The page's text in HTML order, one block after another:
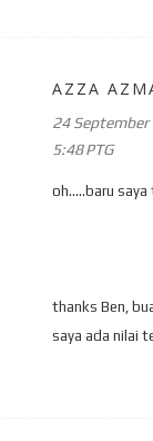
AZZA
24
5:48 PTG
oh.....baru saya
thanks Ben,
saya ada nilai